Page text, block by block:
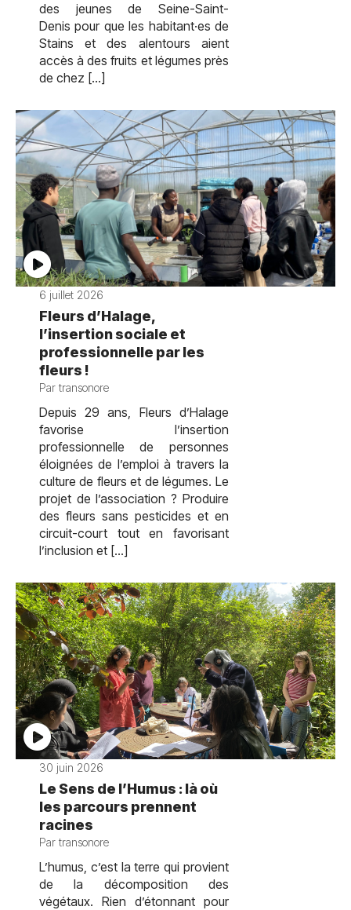
des jeunes de Seine-Saint-
Denis pour que les habitant·es de
Stains et des alentours aient
accès à des fruits et légumes près
de chez […]
6 juillet 2026
Fleurs d’Halage,
l’insertion sociale et
professionnelle par les
fleurs !
Par transonore
Depuis 29 ans, Fleurs d’Halage
favorise l’insertion
professionnelle de personnes
éloignées de l’emploi à travers la
culture de fleurs et de légumes. Le
projet de l’association ? Produire
des fleurs sans pesticides et en
circuit-court tout en favorisant
l’inclusion et […]
30 juin 2026
Le Sens de l’Humus : là où
les parcours prennent
racines
Par transonore
L’humus, c’est la terre qui provient
de la décomposition des
végétaux. Rien d’étonnant pour